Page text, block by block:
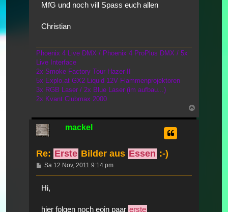
MfG und noch vill Spass euch allen
Christian
Phoenix 4 Live DMX / Phoenix 4 ProPlus DMX / 5x
Live Interface
2x Smoke Factory Tour Hazer II
5x Explo.at GX2 Liquid 12V Flammenprojektoren
3x RGB Laser / 2x Blue Laser (im aufbau...)
2x Kvant Clubmax 2000
oben
mackel
Re: Erste Bilder aus Essen :-)
Beitrag
Sa 12 Nov, 2011 9:14 pm
Hi,
hier folgen noch eoin paar erste